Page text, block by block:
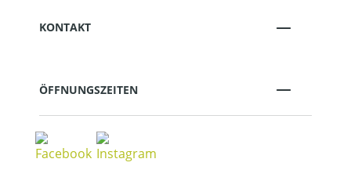
KONTAKT
ÖFFNUNGSZEITEN